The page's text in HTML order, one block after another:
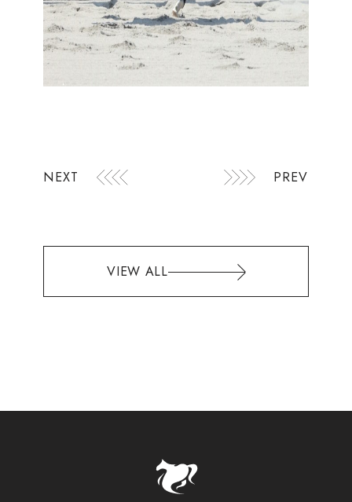
NEXT PREV
VIEW ALL